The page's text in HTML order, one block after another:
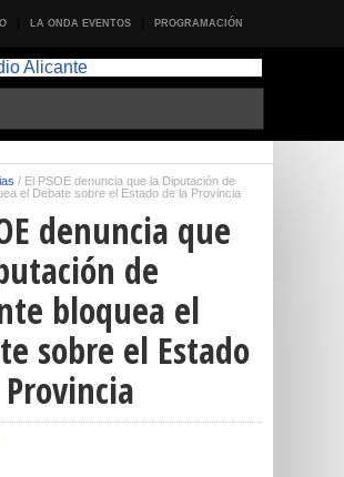
LA ONDA EVENTOS PROGRAMACIÓN
/ El PSOE denuncia que la Diputación de
el Debate sobre el Estado de la Provincia
denuncia que
de
bloquea el
sobre el Estado